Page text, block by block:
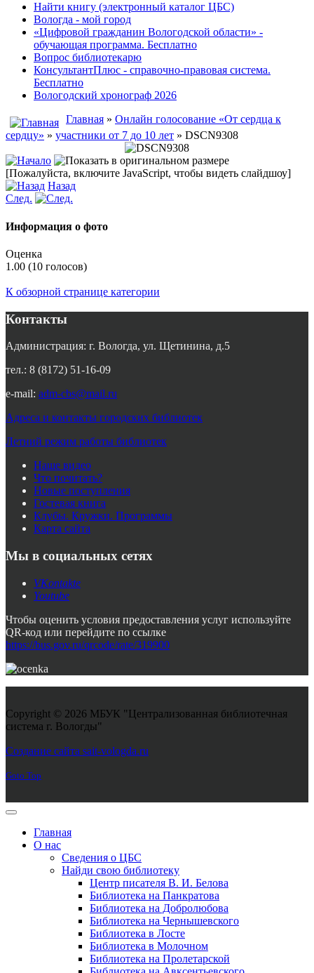
Найти книгу (электронный каталог ЦБС)
Вологда - мой город
«Цифровой гражданин Вологодской области» -
обучающая программа. Бесплатно
Вопрос библиотекарю
КонсультантПлюс - справочно-правовая система.
Бесплатно
Вологодский хронограф 2026
Главная » Онлайн голосование «От сердца к
сердцу» » участники от 7 до 10 лет » DSCN9308
[Пожалуйста, включите JavaScript, чтобы видеть слайдшоу]
Назад
След.
Информация о фото
Оценка
1.00 (10 голосов)
К обзорной странице категории
Контакты
Администрация: г. Вологда, ул. Щетинина, д.5
тел.: 8 (8172) 51-16-09
e-mail: adm-cbs@mail.ru
Адреса и контакты городских библиотек
Летний режим работы библиотек
Наше видео
Что почитать?
Новые поступления
Гостевая книга
Клубы. Кружки. Программы
Карта сайта
Мы в социальных сетях
VKontakte
Youtube
Чтобы оценить условия предоставления услуг используйте
QR-код или перейдите по ссылке
https://bus.gov.ru/qrcode/rate/319900
Copyright © 2026 МБУК "Централизованная библиотечная
система г. Вологды"
Создание сайта sait-vologda.ru
Goto Top
Главная
О нас
Сведения о ЦБС
Найди свою библиотеку
Центр писателя В. И. Белова
Библиотека на Панкратова
Библиотека на Добролюбова
Библиотека на Чернышевского
Библиотека в Лосте
Библиотека в Молочном
Библиотека на Пролетарской